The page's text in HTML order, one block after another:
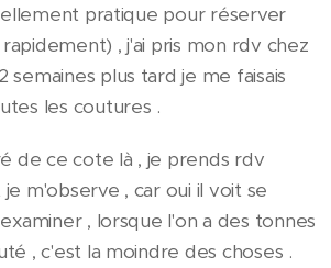
pratique pour réserver
, j'ai pris mon rdv chez
semaines plus tard je me faisais
les coutures .
de ce cote là , je prends rdv
m'observe , car oui il voit se
, lorsque l'on a des tonnes
, c'est la moindre des choses .